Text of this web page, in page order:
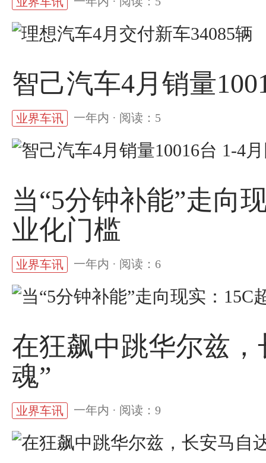
智己汽车4月销量
业界车讯 一年内 · 阅读：5
当“5分钟补能”走向
业化门槛
业界车讯 一年内 · 阅读：6
在狂飙中跳华尔兹
魂”
业界车讯 一年内 · 阅读：9